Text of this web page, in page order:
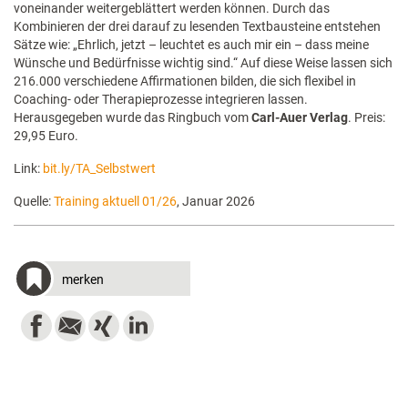
voneinander weitergeblättert werden können. Durch das
Kombinieren der drei darauf zu lesenden Textbausteine entstehen
Sätze wie: „Ehrlich, jetzt – leuchtet es auch mir ein – dass meine
Wünsche und Bedürfnisse wichtig sind.“ Auf diese Weise lassen sich
216.000 verschiedene Affirmationen bilden, die sich flexibel in
Coaching- oder Therapieprozesse integrieren lassen.
Herausgegeben wurde das Ringbuch vomCarl-Auer Verlag. Preis:
29,95 Euro.
Link: bit.ly/TA_Selbstwert
Quelle:Training aktuell 01/26, Januar 2026
merken